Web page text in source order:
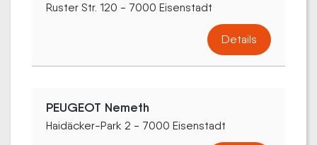
Ruster Str. 120 - 7000 Eisenstadt
Details
PEUGEOT Nemeth
Haidäcker-Park 2 - 7000 Eisenstadt